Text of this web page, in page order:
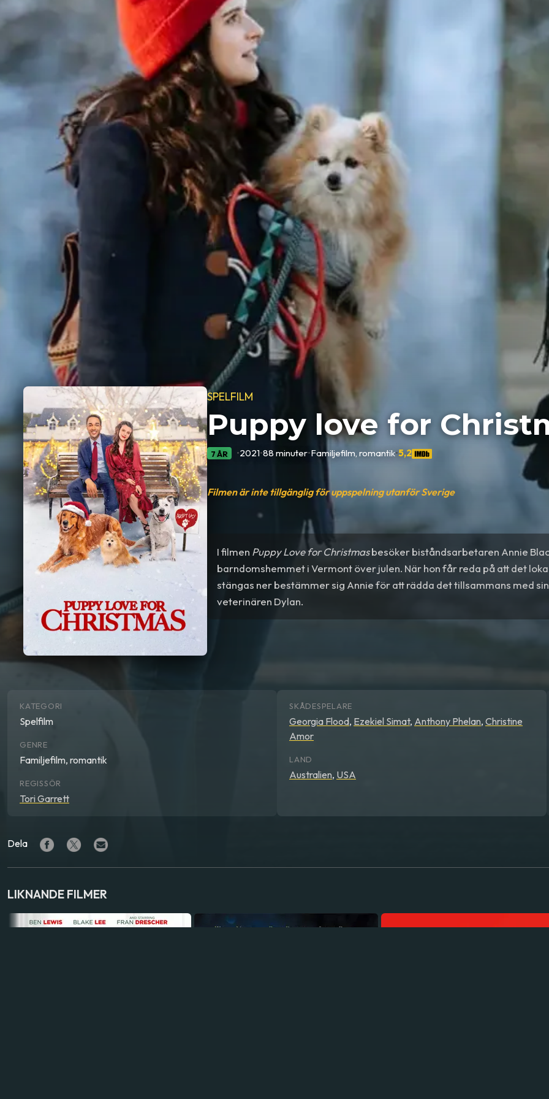
SPELFILM
Puppy love for
7 ÅR •2021•88 minuter•Familjefilm, romantik•5,2
Filmen är inte tillgänglig för uppspelning utanför Sverige
I filmen Puppy Love for Christmasbesöker biståndsarbetaren Annie
barndomshemmet i Vermont över julen. När hon får reda på att det
stängas ner bestämmer sig Annie för att rädda det tillsammans med
veterinären Dylan.
KATEGORI
Spelfilm
GENRE
Familjefilm, romantik
REGISSÖR
Tori Garrett
SKÅDESPELARE
Georgia Flood, Ezekiel Simat, Anthony Phelan, Christine
Amor
LAND
Australien, USA
Dela
LIKNANDE FILMER